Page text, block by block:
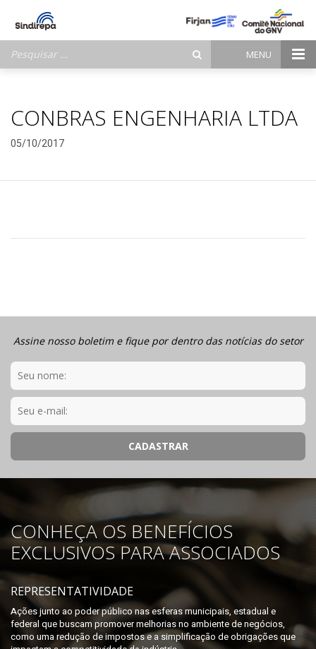
por:
MENU
CONBRAS ENGENHARIA LTDA
05/10/2017
Assine nosso boletim e fique por dentro das notícias do setor
CONHEÇA OS BENEFÍCIOS
EXCLUSIVOS PARA ASSOCIADOS
REPRESENTATIVIDADE
Ações junto ao poder público nas esferas municipais, estadual e
federal que buscam promover melhorias no ambiente de negócios,
como uma redução de impostos e a simplificação de obrigações que